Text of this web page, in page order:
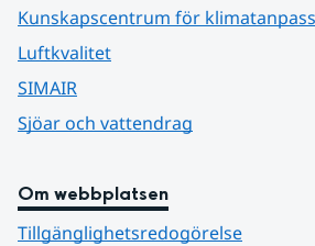
Kunskapscentrum för
Luftkvalitet
SIMAIR
Sjöar och vattendrag
Om webbplatsen
Tillgänglighetsredogörelse